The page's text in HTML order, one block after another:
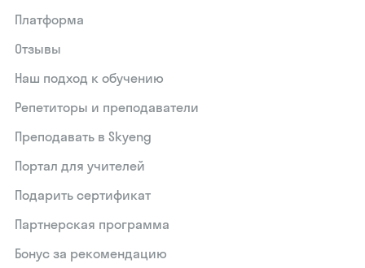
Платформа
Отзывы
Наш подход к обучению
Репетиторы и преподаватели
Преподавать в Skyeng
Портал для учителей
Подарить сертификат
Партнерская программа
Бонус за рекомендацию